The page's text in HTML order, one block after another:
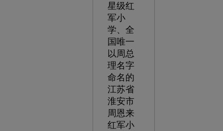
星级红
军小
学、全
国唯一
以周总
理名字
命名的
江苏省
淮安市
周恩来
红军小